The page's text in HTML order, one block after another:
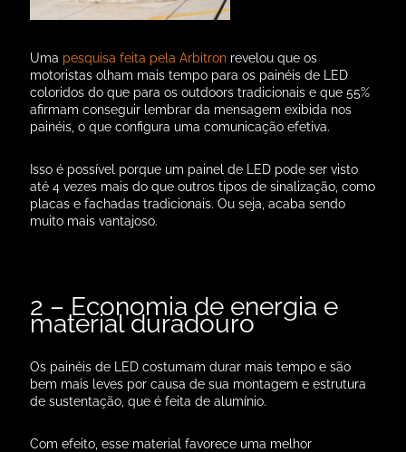
Uma pesquisa feita pela Arbitron revelou que os
motoristas olham mais tempo para os painéis de LED
coloridos do que para os outdoors tradicionais e que 55%
afirmam conseguir lembrar da mensagem exibida nos
painéis, o que configura uma comunicação efetiva.
Isso é possível porque um painel de LED pode ser visto
até 4 vezes mais do que outros tipos de sinalização, como
placas e fachadas tradicionais. Ou seja, acaba sendo
muito mais vantajoso.
2 – Economia de energia e
material duradouro
Os painéis de LED costumam durar mais tempo e são
bem mais leves por causa de sua montagem e estrutura
de sustentação, que é feita de alumínio.
Com efeito, esse material favorece uma melhor